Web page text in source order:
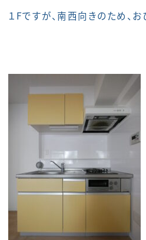
１Fですが、南西向きのため、